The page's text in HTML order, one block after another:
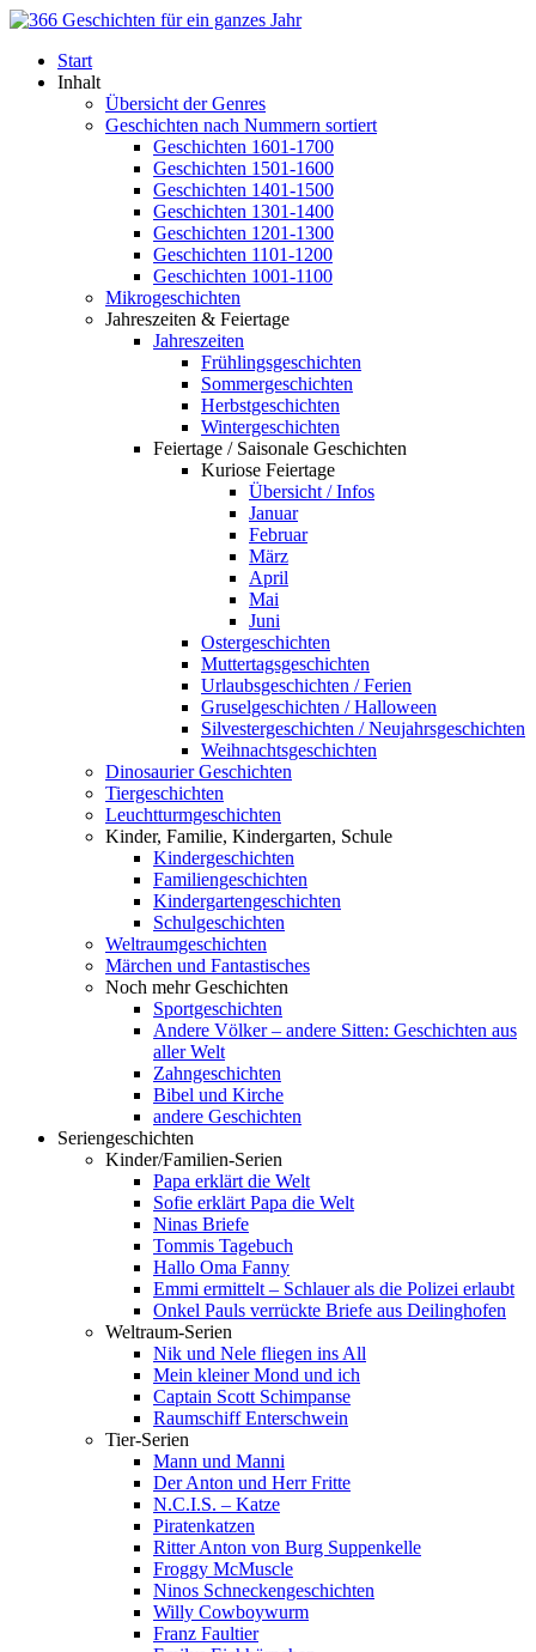
Start
Inhalt
Übersicht der Genres
Geschichten nach Nummern sortiert
Geschichten 1601-1700
Geschichten 1501-1600
Geschichten 1401-1500
Geschichten 1301-1400
Geschichten 1201-1300
Geschichten 1101-1200
Geschichten 1001-1100
Mikrogeschichten
Jahreszeiten & Feiertage
Jahreszeiten
Frühlingsgeschichten
Sommergeschichten
Herbstgeschichten
Wintergeschichten
Feiertage / Saisonale Geschichten
Kuriose Feiertage
Übersicht / Infos
Januar
Februar
März
April
Mai
Juni
Ostergeschichten
Muttertagsgeschichten
Urlaubsgeschichten / Ferien
Gruselgeschichten / Halloween
Silvestergeschichten / Neujahrsgeschichten
Weihnachtsgeschichten
Dinosaurier Geschichten
Tiergeschichten
Leuchtturmgeschichten
Kinder, Familie, Kindergarten, Schule
Kindergeschichten
Familiengeschichten
Kindergartengeschichten
Schulgeschichten
Weltraumgeschichten
Märchen und Fantastisches
Noch mehr Geschichten
Sportgeschichten
Andere Völker – andere Sitten: Geschichten aus
aller Welt
Zahngeschichten
Bibel und Kirche
andere Geschichten
Seriengeschichten
Kinder/Familien-Serien
Papa erklärt die Welt
Sofie erklärt Papa die Welt
Ninas Briefe
Tommis Tagebuch
Hallo Oma Fanny
Emmi ermittelt – Schlauer als die Polizei erlaubt
Onkel Pauls verrückte Briefe aus Deilinghofen
Weltraum-Serien
Nik und Nele fliegen ins All
Mein kleiner Mond und ich
Captain Scott Schimpanse
Raumschiff Enterschwein
Tier-Serien
Mann und Manni
Der Anton und Herr Fritte
N.C.I.S. – Katze
Piratenkatzen
Ritter Anton von Burg Suppenkelle
Froggy McMuscle
Ninos Schneckengeschichten
Willy Cowboywurm
Franz Faultier